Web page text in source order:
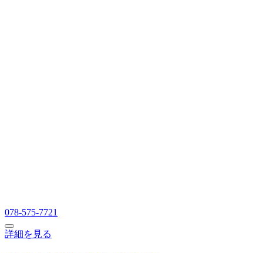
078-575-7721
詳細を見る